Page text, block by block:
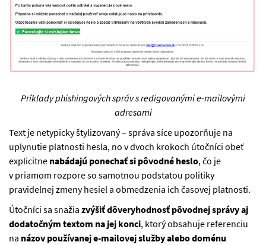
Príklady phishingových správ s redigovanými e-mailovými
adresami
Text je netypicky štylizovaný – správa síce upozorňuje na
uplynutie platnosti hesla, no v dvoch krokoch útočníci obeť
explicitne nabádajú ponechať si pôvodné heslo, čo je
v priamom rozpore so samotnou podstatou politiky
pravidelnej zmeny hesiel a obmedzenia ich časovej platnosti.
Útočníci sa snažia zvýšiť dôveryhodnosť pôvodnej správy aj
dodatočným textom na jej konci, ktorý obsahuje referenciu
na názov používanej e-mailovej služby alebo doménu